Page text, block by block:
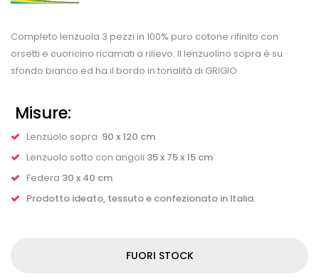
Completo lenzuola 3 pezzi in 100% puro cotone rifinito con
orsetti e cuoricino ricamati a rilievo. Il lenzuolino sopra è su
sfondo bianco ed ha il bordo in tonalità di GRIGIO.
Misure:
Lenzuolo sopra 90 x 120 cm
Lenzuolo sotto con angoli 35 x 75 x 15 cm
Federa 30 x 40 cm
Prodotto ideato, tessuto e confezionato in Italia.
FUORI STOCK